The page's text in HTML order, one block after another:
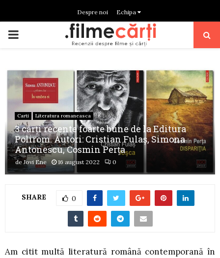
Despre noi Echipa
PRIMARY
Carti Literatura romaneasca
3 cărți recente foarte bune de la Editura
Polirom. Autori: Cristian Fulaș, Simona
Antonescu, Cosmin Perța
deJovi Ene 16 august 2022 0
SHARE 0
Am citit multă literatură română contemporană în